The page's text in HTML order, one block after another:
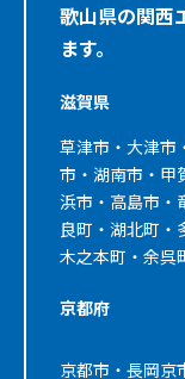
歌山県の関西
ます。
滋賀県
草津市・大津市
市・湖南市・甲
浜市・高島市・
良町・湖北町・
木之本町・余呉
京都府
京都市・長岡京